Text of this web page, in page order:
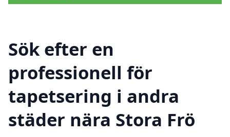
Sök efter en
professionell för
tapetsering i andra
städer nära Stora Frö